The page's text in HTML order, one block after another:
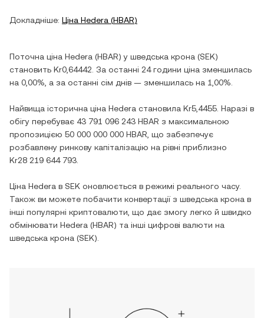
Докладніше: Ціна Hedera (HBAR)
Поточна ціна Hedera (HBAR) у шведська крона (SEK)
становить Kr0,64442 . За останні 24 години ціна зменшилась
на 0,00% , а за останні сім днів — зменшилась на 1,00%
Найвища історична ціна Hedera становила Kr5,4455 . Наразі в
обігу перебуває 43 791 096 243 HBAR з максимальною
пропозицією 50 000 000 000 HBAR , що забезпечує
розбавлену ринкову капіталізацію на рівні приблизно
Kr28 219 644 793
Ціна Hedera в SEK оновлюється в режимі реального часу.
Також ви можете побачити конвертації з шведська крона в
інші популярні криптовалюти, що дає змогу легко й швидко
обмінювати Hedera (HBAR) та інші цифрові валюти на
шведська крона (SEK).